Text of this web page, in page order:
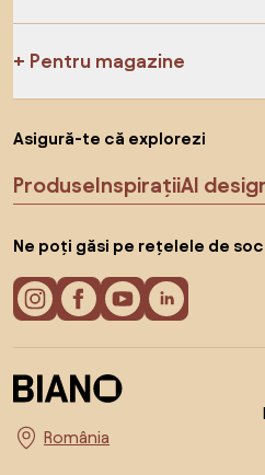
Pentru magazine
Asigură-te că explorezi
ProduseInspirațiiAI
Ne poți găsi pe rețelele de
Alege țara